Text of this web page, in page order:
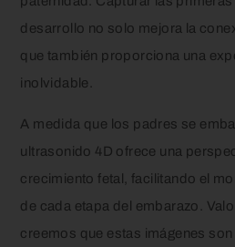
desarrollo no solo mejora la
que también proporciona una
inolvidable.
A medida que los padres se
ultrasonido 4D ofrece una
crecimiento fetal, facilitando el
de cada etapa del embarazo.
creemos que estas imágenes